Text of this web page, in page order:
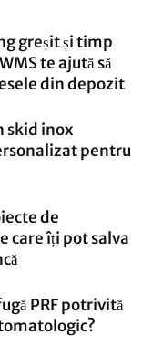
greșit și timp
te ajută să
din depozit
skid inox
pentru
de
care îți pot salva
PRF potrivită